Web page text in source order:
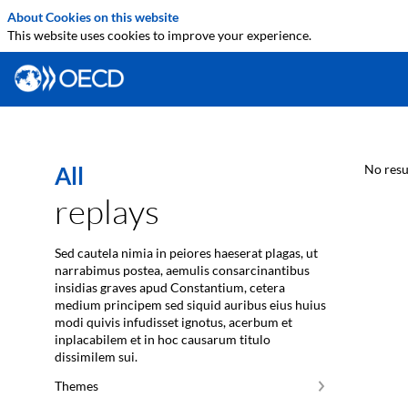
All
replays
Sed cautela nimia in peiores haeserat plagas, ut
narrabimus postea, aemulis consarcinantibus
insidias graves apud Constantium, cetera
medium principem sed siquid auribus eius huius
modi quivis infudisset ignotus, acerbum et
inplacabilem et in hoc causarum titulo
Themes
No
About Cookies on this website
This website uses cookies to improve your experience.